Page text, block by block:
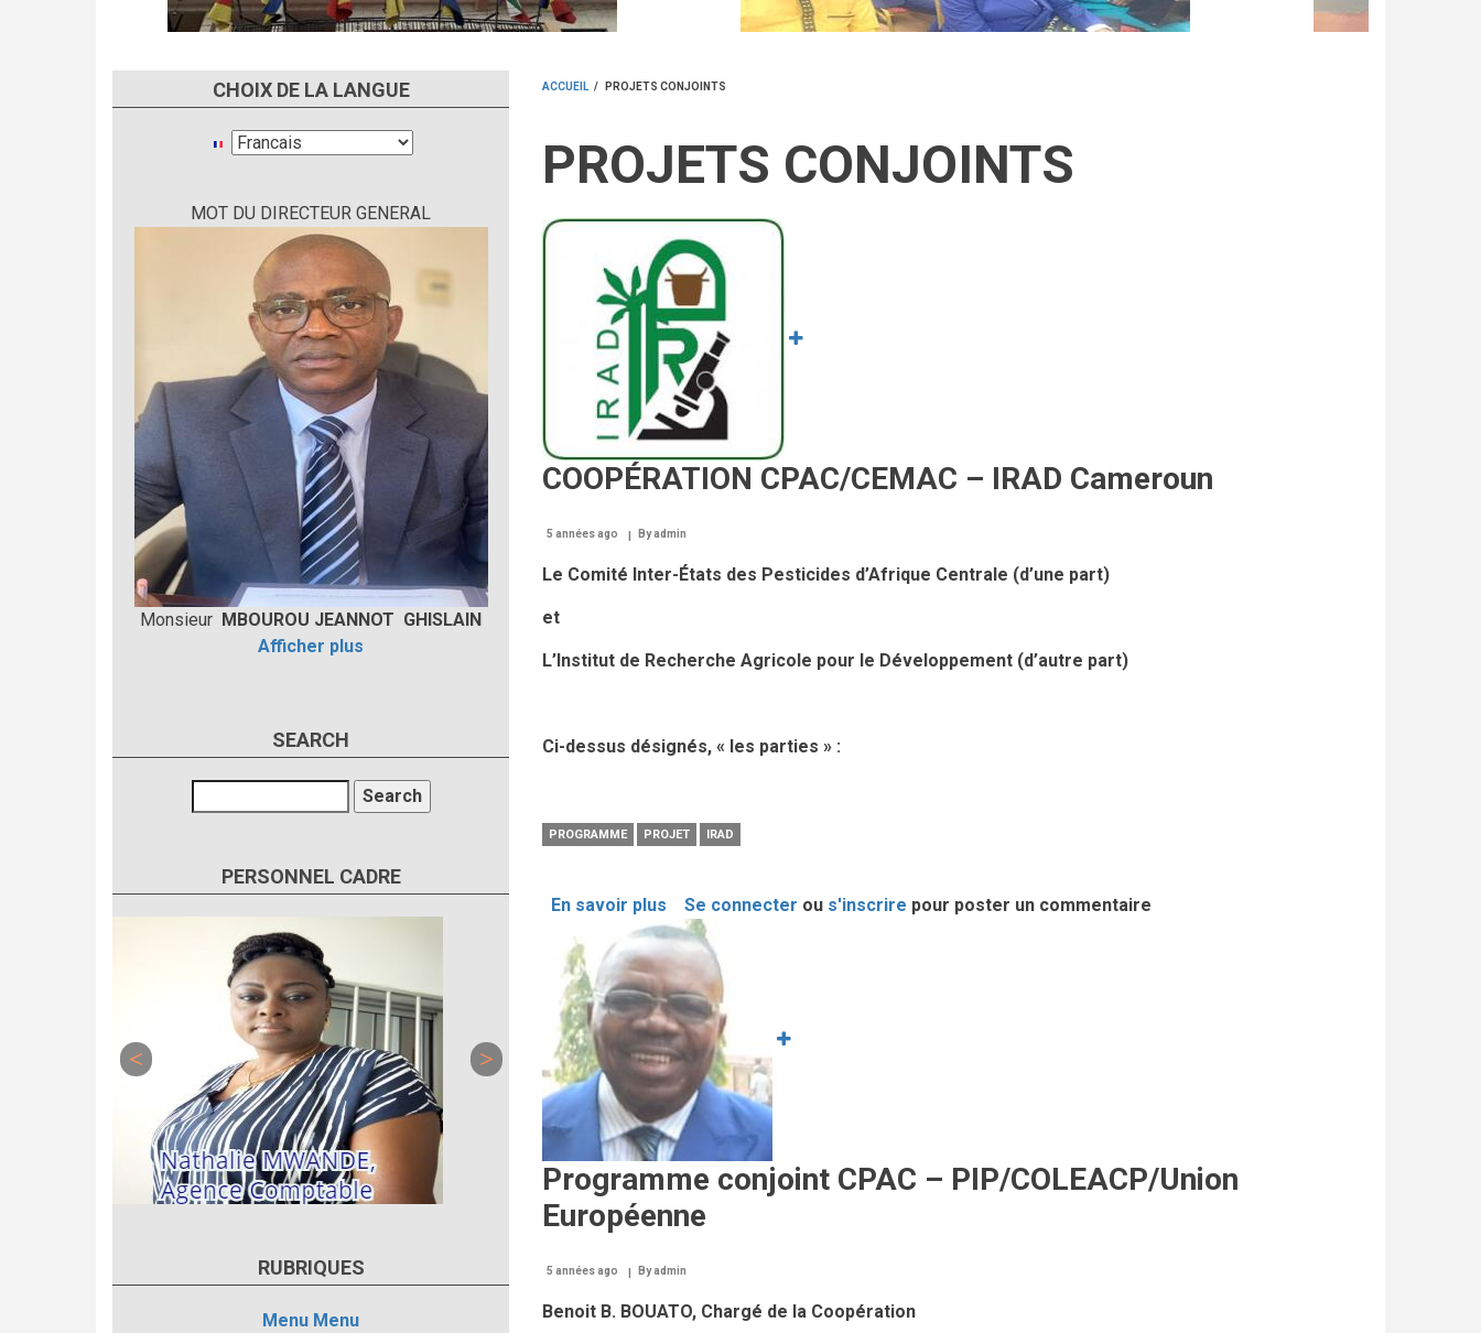
CHOIX DE LA LANGUE
Select
MOT DU DIRECTEUR GENERAL
Monsieur MBOUROU JEANNOT GHISLAIN
Afficher plus
SEARCH
PERSONNEL CADRE
RUBRIQUES
Menu Menu
D'ARIANE
ACCUEIL / PROJETS CONJOINTS
PROJETS CONJOINTS
Image
COOPÉRATION CPAC/CEMAC – IRAD Cameroun
5 années ago Byadmin
Le Comité Inter-États des Pesticides d’Afrique Centrale (d’une part)
et
L’Institut de Recherche Agricole pour le Développement (d’autre part)
Ci-dessus désignés, « les parties » :
PROGRAMME PROJET IRAD
En savoir plus sur
COOPÉRATION
CPAC/CEMAC
–
IRAD
Cameroun
Se connecter ou s'inscrire pour poster un commentaire
Image
Programme conjoint CPAC – PIP/COLEACP/Union
Européenne
5 années ago Byadmin
Benoit B. BOUATO, Chargé de la Coopération